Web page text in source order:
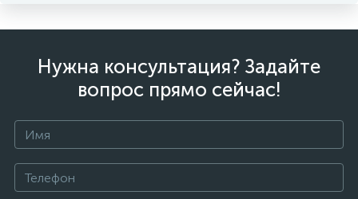
Нужна консультация? Задайте
вопрос прямо сейчас!